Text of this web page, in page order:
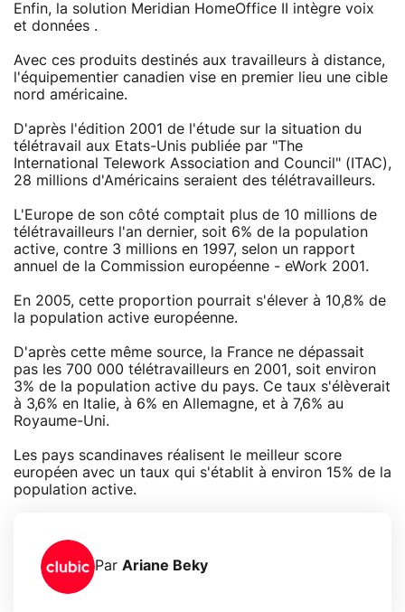
Enfin, la solution Meridian HomeOffice II intègre voix
et données .
Avec ces produits destinés aux travailleurs à distance,
l'équipementier canadien vise en premier lieu une cible
nord américaine.
D'après l'édition 2001 de l'étude sur la situation du
télétravail aux Etats-Unis publiée par "The
International Telework Association and Council" (ITAC),
28 millions d'Américains seraient des télétravailleurs.
L'Europe de son côté comptait plus de 10 millions de
télétravailleurs l'an dernier, soit 6% de la population
active, contre 3 millions en 1997, selon un rapport
annuel de la Commission européenne - eWork 2001.
En 2005, cette proportion pourrait s'élever à 10,8% de
la population active européenne.
D'après cette même source, la France ne dépassait
pas les 700 000 télétravailleurs en 2001, soit environ
3% de la population active du pays. Ce taux s'élèverait
à 3,6% en Italie, à 6% en Allemagne, et à 7,6% au
Royaume-Uni.
Les pays scandinaves réalisent le meilleur score
européen avec un taux qui s'établit à environ 15% de la
population active.
Par Ariane Beky